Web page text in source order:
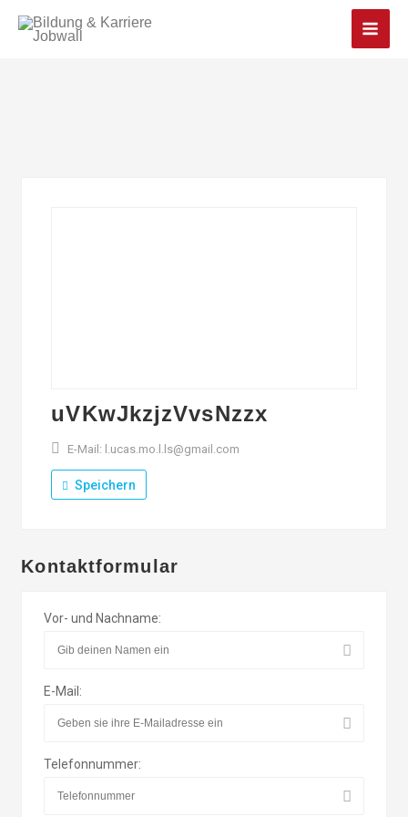
Main
uVKwJkzjzVvsNzzx
E-Mail: l.ucas.mo.l.ls@gmail.com
Speichern
Kontaktformular
Vor- und Nachname:
E-Mail:
Telefonnummer: